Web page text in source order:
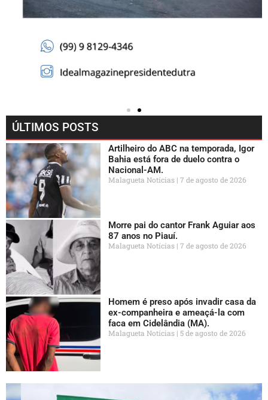
ÚLTIMOS POSTS
Artilheiro do ABC na temporada, Igor
Bahia está fora de duelo contra o
Nacional-AM.
Malagueta Notícias 7 de agosto de 2026
Morre pai do cantor Frank Aguiar aos
87 anos no Piauí.
Malagueta Notícias 7 de agosto de 2026
Homem é preso após invadir casa da
ex-companheira e ameaçá-la com
faca em Cidelândia (MA).
Malagueta Notícias 5 de agosto de 2026